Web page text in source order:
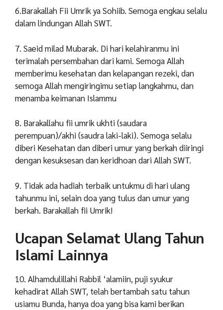
6.Barakallah Fii Umrik ya Sohiib. Semoga engkau selalu
dalam lindungan Allah SWT.
7. Saeid milad Mubarak. Di hari kelahiranmu ini
terimalah persembahan dari kami. Semoga Allah
memberimu kesehatan dan kelapangan rezeki, dan
semoga Allah mengiringimu setiap langkahmu, dan
menamba keimanan Islammu
8. Barakallahu fii umrik ukhti (saudara
perempuan)/akhi (saudra laki-laki). Semoga selalu
diberi Kesehatan dan diberi umur yang berkah diiringi
dengan kesuksesan dan keridhoan dari Allah SWT.
9. Tidak ada hadiah terbaik untukmu di hari ulang
tahunmu ini, selain doa yang tulus dan umur yang
berkah. Barakallah fii Umrik!
Ucapan Selamat Ulang Tahun
Islami Lainnya
10. Alhamdulillahi Rabbil ‘alamiin, puji syukur
kehadirat Allah SWT, telah bertambah satu tahun
usiamu Bunda, hanya doa yang bisa kami berikan